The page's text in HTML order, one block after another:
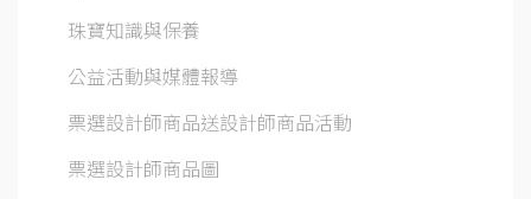
珠寶知識與保養
公益活動與媒體報導
票選設計師商品送設計師商品活動
票選設計師商品圖